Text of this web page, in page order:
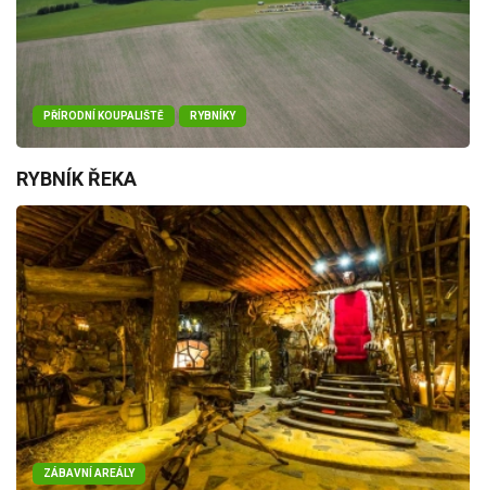
PŘÍRODNÍ KOUPALIŠTĚ RYBNÍKY
RYBNÍK ŘEKA
ZÁBAVNÍ AREÁLY